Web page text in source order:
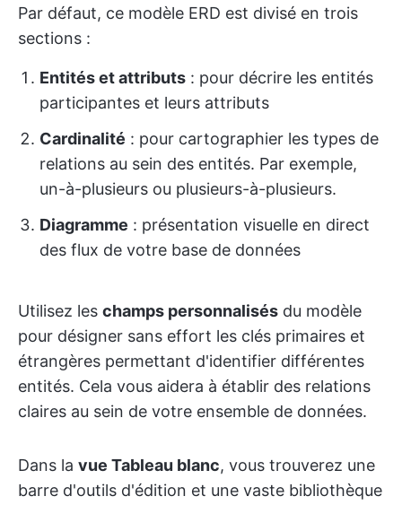
Par défaut, ce modèle ERD est divisé en trois
sections :
Entités et attributs : pour décrire les entités
participantes et leurs attributs
Cardinalité : pour cartographier les types de
relations au sein des entités. Par exemple,
un-à-plusieurs ou plusieurs-à-plusieurs.
Diagramme : présentation visuelle en direct
des flux de votre base de données
Utilisez les champs personnalisés du modèle
pour désigner sans effort les clés primaires et
étrangères permettant d'identifier différentes
entités. Cela vous aidera à établir des relations
claires au sein de votre ensemble de données.
Dans la vue Tableau blanc, vous trouverez une
barre d'outils d'édition et une vaste bibliothèque